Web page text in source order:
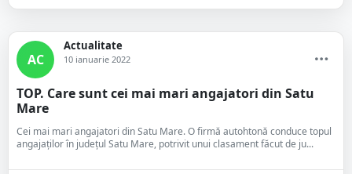
AC
Actualitate
10 ianuarie 2022
TOP. Care sunt cei mai mari angajatori din Satu
Mare
Cei mai mari angajatori din Satu Mare. O firmă autohtonă conduce topul
angajaților în județul Satu Mare, potrivit unui clasament făcut de ju...